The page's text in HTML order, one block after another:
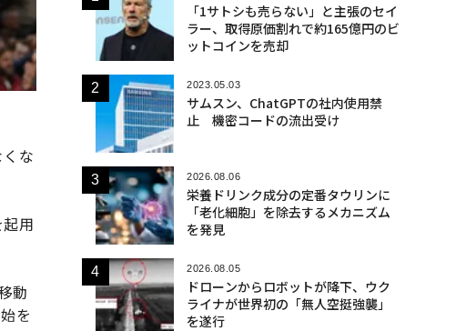
な
用
動
を
「1サトシも売らない」と主張のセイ
ラー、取得原価割れで約165億円のビ
ットコインを売却
2023.05.03
サムスン、ChatGPTの社内使用禁
止 機密コードの流出受け
2026.08.06
栄養ドリンク成分の定番タウリンに
「老化細胞」を除去するメカニズム
を発見
2026.08.05
ドローンからロボットが降下、ウク
ライナが世界初の「無人空挺強襲」
を遂行